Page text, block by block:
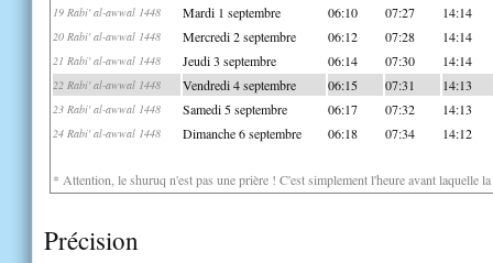
19 Rabi' al-awwal 1448 Mardi 1 septembre 06:10 07:27 14:14
20 Rabi' al-awwal 1448 Mercredi 2 septembre 06:12 07:28 14:14
21 Rabi' al-awwal 1448 Jeudi 3 septembre 06:14 07:30 14:14
22 Rabi' al-awwal 1448 Vendredi 4 septembre 06:15 07:31 14:13
23 Rabi' al-awwal 1448 Samedi 5 septembre 06:17 07:32 14:13
24 Rabi' al-awwal 1448 Dimanche 6 septembre 06:18 07:34 14:12
* Attention, le shuruq n'est pas une prière ! C'est simplement l'heure avant laquelle
Précision